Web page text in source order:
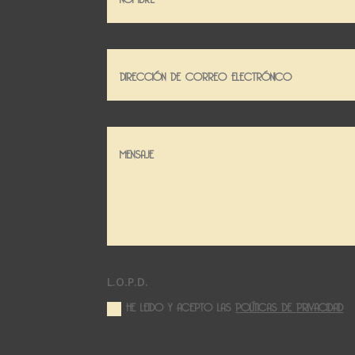
L.O.P.D.
HE LEIDO Y ACEPTO LASPOLÍTICAS DE PRIVACIDAD